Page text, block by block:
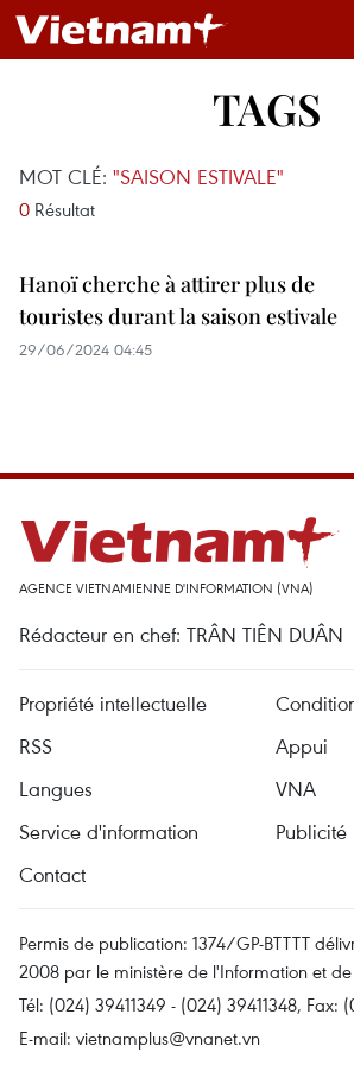
TAGS
MOT CLÉ: "SAISON ESTIVALE"
0 Résultat
Hanoï cherche à attirer plus de
touristes durant la saison estivale
29/06/2024 04:45
AGENCE VIETNAMIENNE D'INFORMATION (VNA)
Rédacteur en chef: TRÂN TIÊN DUÂN
Propriété intellectuelle
RSS
Appui
Langues
VNA
Service d'information
Publicité
Contact
Permis de publication: 1374/GP-BTTTT
2008 par le ministère de l'Information et
Tél: (024) 39411349 - (024) 39411348, Fax:
E-mail: vietnamplus@vnanet.vn